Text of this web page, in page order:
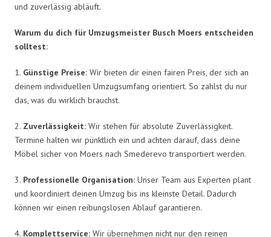
und zuverlässig abläuft.
Warum du dich für Umzugsmeister Busch Moers entscheiden
solltest:
1. Günstige Preise: Wir bieten dir einen fairen Preis, der sich an
deinem individuellen Umzugsumfang orientiert. So zahlst du nur
das, was du wirklich brauchst.
2. Zuverlässigkeit: Wir stehen für absolute Zuverlässigkeit.
Termine halten wir pünktlich ein und achten darauf, dass deine
Möbel sicher von Moers nach Smederevo transportiert werden.
3. Professionelle Organisation: Unser Team aus Experten plant
und koordiniert deinen Umzug bis ins kleinste Detail. Dadurch
können wir einen reibungslosen Ablauf garantieren.
4. Komplettservice: Wir übernehmen nicht nur den reinen